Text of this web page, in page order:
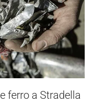
ferro a Stradella